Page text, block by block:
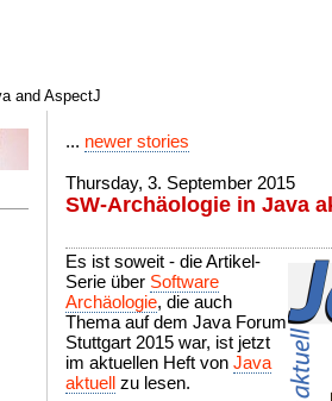
and AspectJ
... newer stories
Thursday, 3. September 2015
SW-Archäologie in Java
Es ist soweit - die Artikel-
Serie über Software
Archäologie, die auch
Thema auf dem Java Forum
Stuttgart 2015 war, ist jetzt
im aktuellen Heft von Java
aktuell zu lesen.